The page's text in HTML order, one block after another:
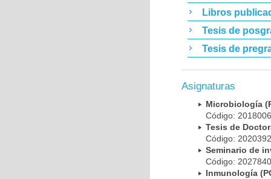
Libros
Tesis de
Tesis de
Asignaturas
Microbiología
Código:
Tesis de
Código:
Seminario de
Código:
Inmunología